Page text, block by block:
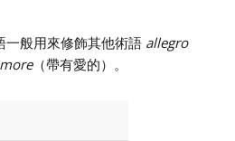
一般用來修飾其他術語 allegro
（帶有愛的）。